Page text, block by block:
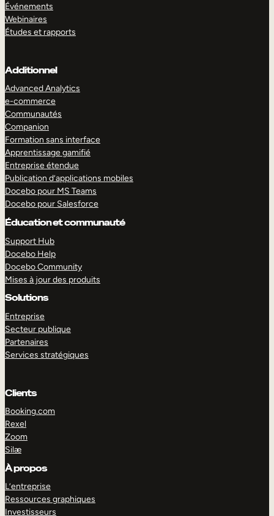
Événements
Webinaires
Études et rapports
Additionnel
Advanced Analytics
e-commerce
Communautés
Companion
Formation sans interface
Apprentissage gamifié
Entreprise étendue
Publication d’applications mobiles
Docebo pour MS Teams
Docebo pour Salesforce
Éducation et communauté
Support Hub
Docebo Help
Docebo Community
Mises à jour des produits
Solutions
Entreprise
Secteur publique
Partenaires
Services stratégiques
Clients
Booking.com
Rexel
Zoom
Silæ
À propos
L’entreprise
Ressources graphiques
Investisseurs